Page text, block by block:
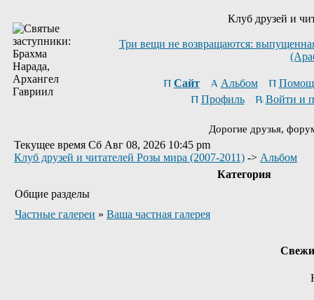
Клуб друзей и
Три вещи не возвращаются:
Сайт Альбом
Профиль
Войти и
Дорогие друзья,
Текущее время Сб Авг 08, 2026 10:45 pm
Клуб друзей и читателей Розы мира (2007-2011) -> Альбом
Категория
Общие разделы
Частные галереи » Ваша частная галерея